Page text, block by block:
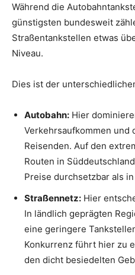
Während die
günstigsten bundesweit
Straßentankstellen etwas
Niveau.
Dies ist der
Autobahn: Hier
Verkehrsaufkommen und
Reisenden. Auf den
Routen in
Preise durchsetzbar als
Straßennetz: Hier
In ländlich geprägten
eine geringere
Konkurrenz führt hier zu
den dicht besiedelten